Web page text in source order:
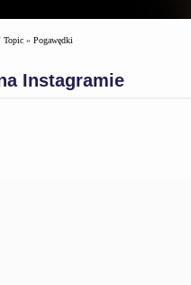
Topic » Pogawędki
Instagramie